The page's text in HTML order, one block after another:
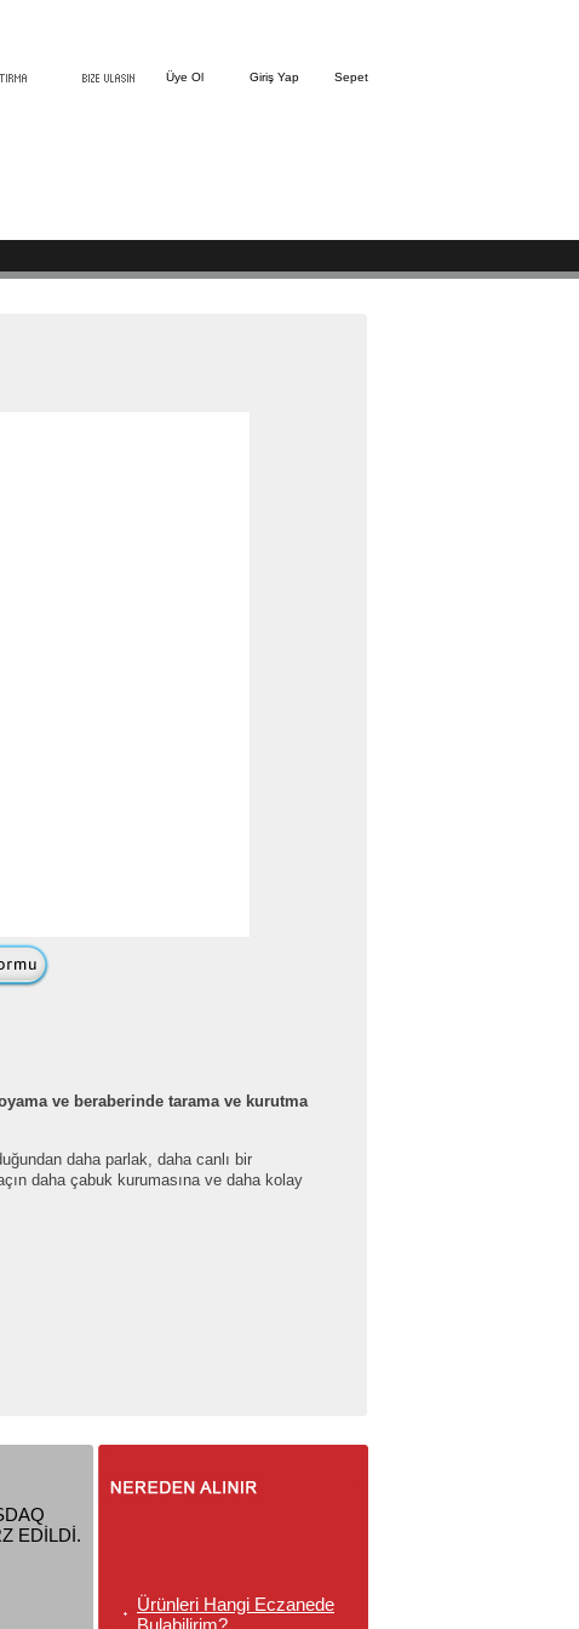
Üye Ol Giriş Yap Sepet
ve beraberinde tarama ve kurutma
daha parlak, daha canlı bir
daha çabuk kurumasına ve daha kolay
EDİLDİ.
Ürünleri Hangi Eczanede
Bulabilirim?